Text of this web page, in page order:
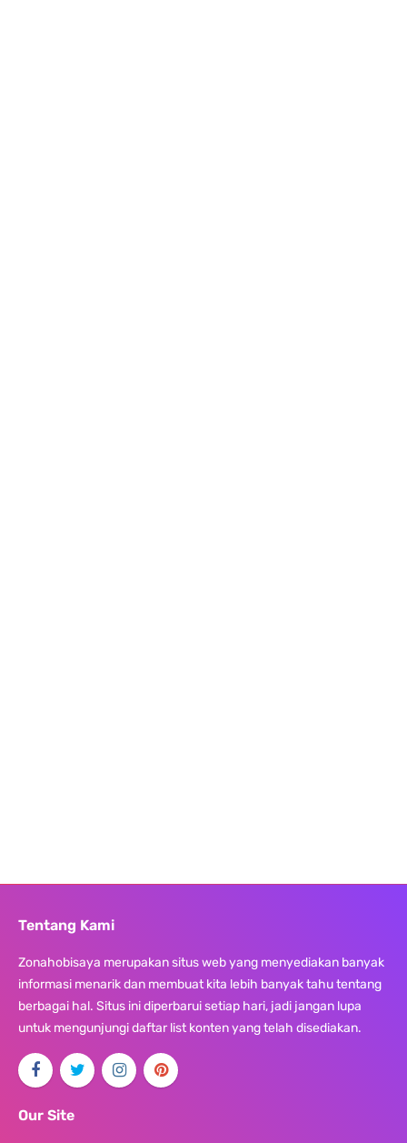
Tentang Kami
Zonahobisaya merupakan situs web yang menyediakan banyak
informasi menarik dan membuat kita lebih banyak tahu tentang
berbagai hal. Situs ini diperbarui setiap hari, jadi jangan lupa
untuk mengunjungi daftar list konten yang telah disediakan.
Our Site